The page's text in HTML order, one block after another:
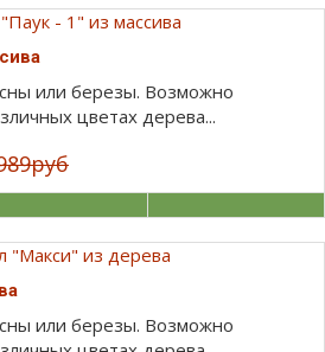
или березы. Возможно
цветах дерева...
или березы. Возможно